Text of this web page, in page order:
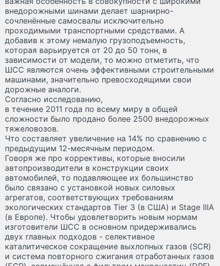
внедорожными шинами делает шарнирно-
сочленённые самосвалы исключительно
проходимыми транспортными средствами. А
добавив к этому немалую грузоподъемность,
которая варьируется от 20 до 50 тонн, в
зависимости от модели, то можно отметить, что
ШСС являются очень эффективными строительными
машинами, значительно превосходящими свои
дорожные аналоги.
Согласно исследованию,
в течение 2011 года по всему миру в общей
сложности было продано более 2500 внедорожных
тяжеловозов.
Что составляет увеличение на 14% по сравнению с
предыдущим 12-месячным периодом.
Говоря же про коррективы, которые вносили
автопроизводители в конструкции своих
автомобилей, то подавляющее их большинство
было связано с установкой новых силовых
агрегатов, соответствующих требованиям
экологических стандартов Tier 3 (в США) и Stage IIIA
(в Европе). Чтобы удовлетворить новым нормам
изготовители ШСС в основном придерживались
двух главных подходов - селективное
каталитическое сокращение выхлопных газов (SCR)
и система повторного сжигания отработанных газов